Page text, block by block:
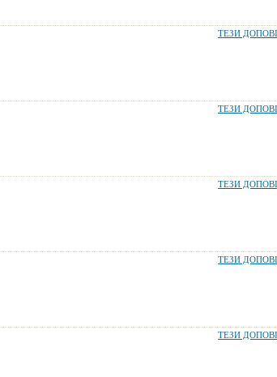
ТЕЗИ
ТЕЗИ
ТЕЗИ
ТЕЗИ
ТЕЗИ